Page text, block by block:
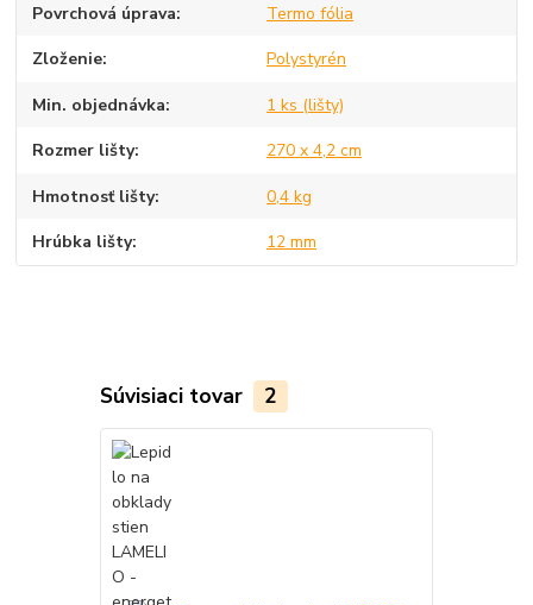
Povrchová úprava Termo fólia
Zloženie Polystyrén
Min. objednávka 1 ks (lišty)
Rozmer lišty 270 x 4,2 cm
Hmotnosť lišty 0,4 kg
Hrúbka lišty 12 mm
Súvisiaci tovar 2